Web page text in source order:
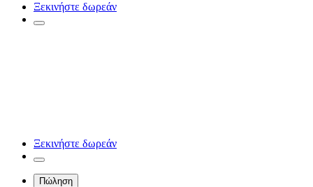
Ξεκινήστε δωρεάν
Ξεκινήστε δωρεάν
Πώληση